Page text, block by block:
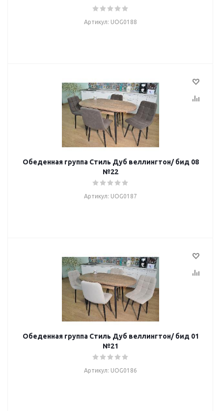
Артикул: UOG0188
Обеденная группа Стиль Дуб веллингтон/ бид 08
№22
Артикул: UOG0187
Обеденная группа Стиль Дуб веллингтон/ бид 01
№21
Артикул: UOG0186